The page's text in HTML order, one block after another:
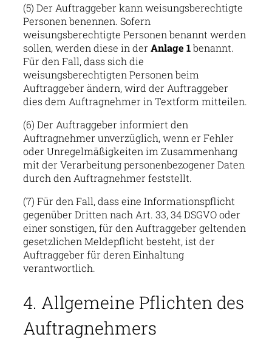
(5) Der Auftraggeber kann weisungsberechtigte
Personen benennen. Sofern
weisungsberechtigte Personen benannt werden
sollen, werden diese in der Anlage 1benannt.
Für den Fall, dass sich die
weisungsberechtigten Personen beim
Auftraggeber ändern, wird der Auftraggeber
dies dem Auftragnehmer in Textform mitteilen.
(6) Der Auftraggeber informiert den
Auftragnehmer unverzüglich, wenn er Fehler
oder Unregelmäßigkeiten im Zusammenhang
mit der Verarbeitung personenbezogener Daten
durch den Auftragnehmer feststellt.
(7) Für den Fall, dass eine Informationspflicht
gegenüber Dritten nach Art. 33, 34 DSGVO oder
einer sonstigen, für den Auftraggeber geltenden
gesetzlichen Meldepflicht besteht, ist der
Auftraggeber für deren Einhaltung
verantwortlich.
4. Allgemeine Pflichten des
Auftragnehmers